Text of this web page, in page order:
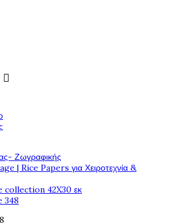

Ζωγραφικής
| Rice Papers για Χειροτεχνία &
collection 42X30 εκ
348